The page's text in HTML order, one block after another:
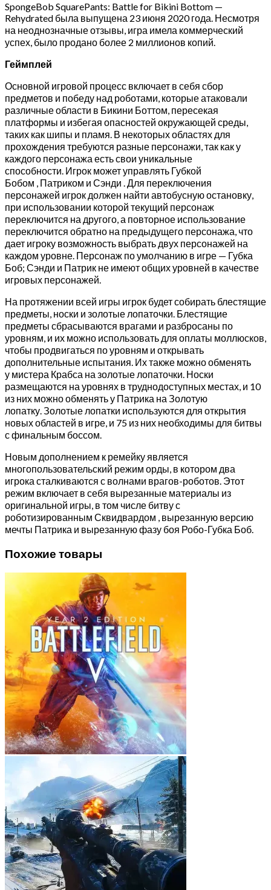
SpongeBob SquarePants: Battle for Bikini Bottom —
Rehydrated была выпущена 23 июня 2020 года. Несмотря
на неоднозначные отзывы, игра имела коммерческий
успех, было продано более 2 миллионов копий.
Геймплей
Основной игровой процесс включает в себя сбор
предметов и победу над роботами, которые атаковали
различные области в Бикини Боттом, пересекая
платформы и избегая опасностей окружающей среды,
таких как шипы и пламя. В некоторых областях для
прохождения требуются разные персонажи, так как у
каждого персонажа есть свои уникальные
способности. Игрок может управлять Губкой
Бобом , Патриком и Сэнди . Для переключения
персонажей игрок должен найти автобусную остановку,
при использовании которой текущий персонаж
переключится на другого, а повторное использование
переключится обратно на предыдущего персонажа, что
дает игроку возможность выбрать двух персонажей на
каждом уровне. Персонаж по умолчанию в игре — Губка
Боб; Сэнди и Патрик не имеют общих уровней в качестве
игровых персонажей.
На протяжении всей игры игрок будет собирать блестящие
предметы, носки и золотые лопаточки. Блестящие
предметы сбрасываются врагами и разбросаны по
уровням, и их можно использовать для оплаты моллюсков,
чтобы продвигаться по уровням и открывать
дополнительные испытания. Их также можно обменять
у мистера Крабса на золотые лопаточки. Носки
размещаются на уровнях в труднодоступных местах, и 10
из них можно обменять у Патрика на Золотую
лопатку. Золотые лопатки используются для открытия
новых областей в игре, и 75 из них необходимы для битвы
с финальным боссом.
Новым дополнением к ремейку является
многопользовательский режим орды, в котором два
игрока сталкиваются с волнами врагов-роботов. Этот
режим включает в себя вырезанные материалы из
оригинальной игры, в том числе битву с
роботизированным Сквидвардом , вырезанную версию
мечты Патрика и вырезанную фазу боя Робо-Губка Боб.
Похожие товары